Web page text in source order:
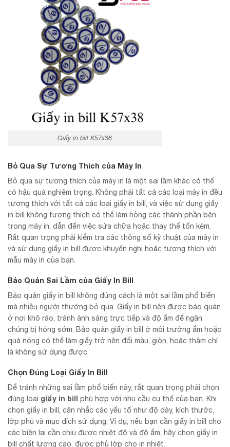
Giấy in bill K57x38
Bỏ Qua Sự Tương Thích của Máy In
Bỏ qua sự tương thích của máy in là một sai lầm khác có thể
có hậu quả nghiêm trọng. Không phải tất cả các loại máy in đều
tương thích với tất cả các loại giấy in bill, và việc sử dụng giấy
in bill không tương thích có thể làm hỏng các thành phần bên
trong máy in, dẫn đến việc sửa chữa hoặc thay thế tốn kém.
Rất quan trọng phải kiểm tra các thông số kỹ thuật của máy in
và sử dụng giấy in bill được khuyến nghị hoặc tương thích với
mẫu máy in của bạn.
Bảo Quản Sai Lầm của Giấy In Bill
Bảo quản giấy in bill không đúng cách là một sai lầm phổ biến
mà nhiều người thường bỏ qua. Giấy in bill nên được bảo quản
ở nơi khô ráo, tránh ánh sáng trực tiếp và độ ẩm để ngăn
chúng bị hỏng sớm. Bảo quản giấy in bill ở môi trường ẩm hoặc
quá nóng có thể làm giấy trở nên đổi màu, giòn, hoặc thậm chí
là không sử dụng được.
Chọn Đúng Loại Giấy In Bill
Để tránh những sai lầm phổ biến này, rất quan trọng phải chọn
đúng loại giấy in bill phù hợp với nhu cầu cụ thể của bạn. Khi
chọn giấy in bill, cân nhắc các yếu tố như độ dày, kích thước,
lớp phủ và mục đích sử dụng. Ví dụ, nếu bạn cần giấy in bill cho
các biên lai cần chịu được nhiệt độ và độ ẩm, hãy chọn giấy in
bill chất lượng cao, được phủ lớp cho in nhiệt.